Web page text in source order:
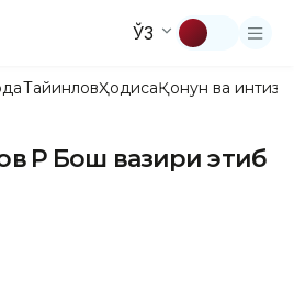
ЎЗ
ТайинловҲодисаҚонун ва
ҚР Бош вазири этиб